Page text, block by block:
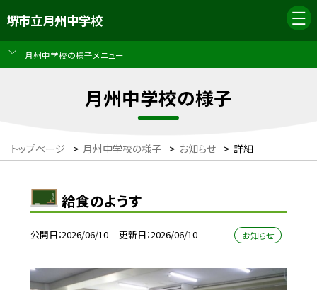
堺市立月州中学校
月州中学校の様子メニュー
月州中学校の様子
トップページ > 月州中学校の様子 > お知らせ > 詳細
給食のようす
公開日 2026/06/10 更新日 2026/06/10 お知らせ